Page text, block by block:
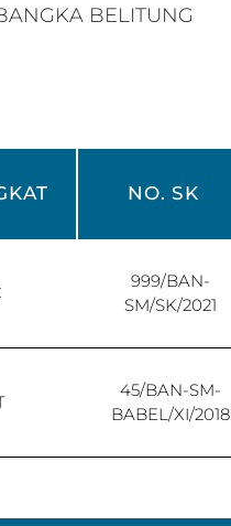
BELITUNG
NO. SK
999/BAN-
SM/SK/2021
45/BAN-SM-
BABEL/XI/2018